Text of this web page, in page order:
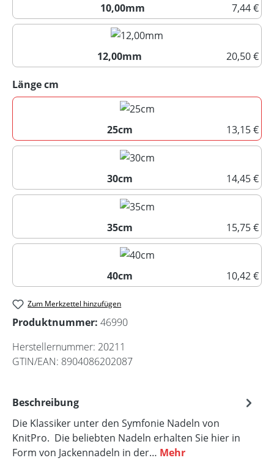
10,00mm
7,44 €
10,00mm
12,00mm
20,50 €
Länge cm
25cm
13,15 €
25cm
30cm
14,45 €
30cm
35cm
15,75 €
35cm
40cm
10,42 €
Zum Merkzettel hinzufügen
Produktnummer: 46990
Herstellernummer: 20211
GTIN/EAN: 8904086202087
Beschreibung
Die Klassiker unter den Symfonie Nadeln von
KnitPro. Die beliebten Nadeln erhalten Sie hier in
Form von Jackennadeln in der… Mehr